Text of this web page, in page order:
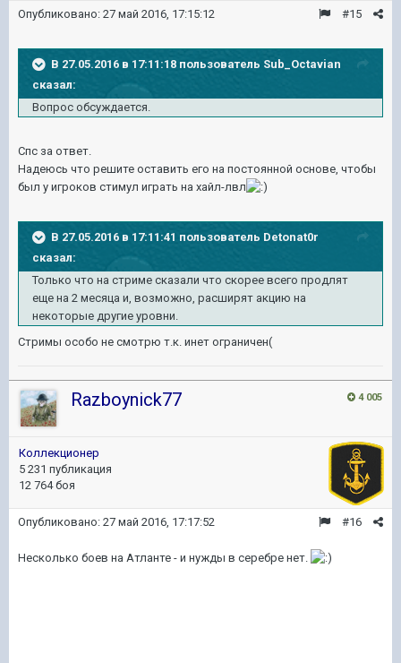
#15
Опубликовано: 27 май 2016, 17:15:12
В 27.05.2016 в 17:11:18 пользователь Sub_Octavian
сказал:
Вопрос обсуждается.
Спс за ответ.
Надеюсь что решите оставить его на постоянной основе, чтобы
был у игроков стимул играть на хайл-лвл
В 27.05.2016 в 17:11:41 пользователь Detonat0r
сказал:
Только что на стриме сказали что скорее всего продлят
еще на 2 месяца и, возможно, расширят акцию на
некоторые другие уровни.
Стримы особо не смотрю т.к. инет ограничен(
4 005
Razboynick77
Коллекционер
5 231 публикация
12 764 боя
#16
Опубликовано: 27 май 2016, 17:17:52
Несколько боев на Атланте - и нужды в серебре нет.